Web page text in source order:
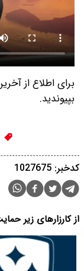
برای اطلاع از
بپیوندید.
کدخبر: 1027675
از کارزارهای زیر